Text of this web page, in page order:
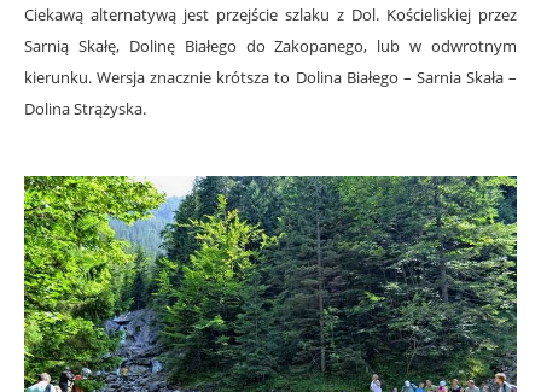
Ciekawą alternatywą jest przejście szlaku z Dol. Kościeliskiej przez
Sarnią Skałę, Dolinę Białego do Zakopanego, lub w odwrotnym
kierunku. Wersja znacznie krótsza to Dolina Białego – Sarnia Skała –
Dolina Strążyska.